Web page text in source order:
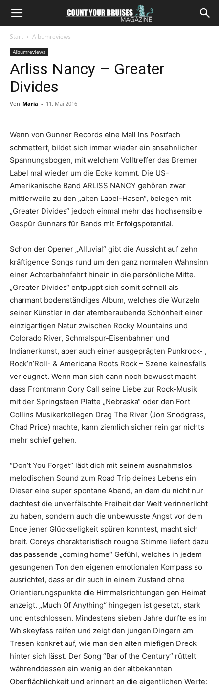
Start Albumreviews
Albumreviews
Arliss Nancy – Greater
Divides
Von Maria - 11. Mai 2016
Wenn von Gunner Records eine Mail ins Postfach
schmettert, bildet sich immer wieder ein ansehnlicher
Spannungsbogen, mit welchem Volltreffer das Bremer
Label mal wieder um die Ecke kommt. Die US-
Amerikanische Band ARLISS NANCY gehören zwar
mittlerweile zu den „alten Label-Hasen“, belegen mit
„Greater Divides“ jedoch einmal mehr das hochsensible
Gespür Gunnars für Bands mit Erfolgspotential.
Schon der Opener „Alluvial“ gibt die Aussicht auf zehn
kräftigende Songs rund um den ganz normalen Wahnsinn
einer Achterbahnfahrt hinein in die persönliche Mitte.
„Greater Divides“ entpuppt sich somit schnell als
charmant bodenständiges Album, welches die Wurzeln
seiner Künstler in der atemberaubende Schönheit einer
einzigartigen Natur zwischen Rocky Mountains und
Colorado River, Schmalspur-Eisenbahnen und
Indianerkunst, aber auch einer ausgeprägten Punkrock- ,
Rock’n’Roll- & Americana Roots Rock – Szene keinesfalls
verleugnet. Wenn man sich dann noch bewusst macht,
dass Frontmann Cory Call seine Liebe zur Rock-Musik
mit der Springsteen Platte „Nebraska“ oder den Fort
Collins Musikerkollegen Drag The River (Jon Snodgrass,
Chad Price) machte, kann ziemlich sicher rein gar nichts
mehr schief gehen.
“Don’t You Forget” lädt dich mit seinem ausnahmslos
melodischen Sound zum Road Trip deines Lebens ein.
Dieser eine super spontane Abend, an dem du nicht nur
dachtest die unverfälschte Freiheit der Welt verinnerlicht
zu haben, sondern auch die unbewusste Angst vor dem
Ende jener Glückseligkeit spüren konntest, macht sich
breit. Coreys charakteristisch roughe Stimme liefert dazu
das passende „coming home“ Gefühl, welches in jedem
gesungenen Ton den eigenen emotionalen Kompass so
ausrichtet, dass er dir auch in einem Zustand ohne
Orientierungspunkte die Himmelsrichtungen gen Heimat
anzeigt. „Much Of Anything“ hingegen ist gesetzt, stark
und entschlossen. Mindestens sieben Jahre durfte es im
Whiskeyfass reifen und zeigt den jungen Dingern am
Tresen konkret auf, wie man den alten miefigen Dreck
hinter sich lässt. Der Song “Bar of the Century” rüttelt
währenddessen ein wenig an der altbekannten
Oberflächlichkeit und erinnert an die eigentlichen Werte: